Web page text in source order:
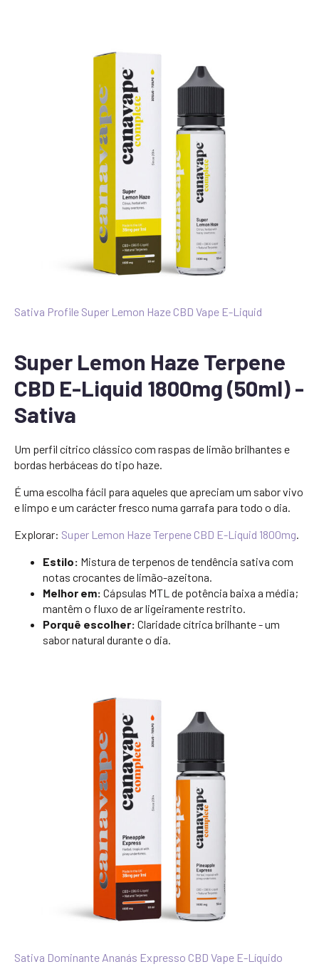
Sativa Profile Super Lemon Haze CBD Vape E-Liquid
Super Lemon Haze Terpene
CBD E-Liquid 1800mg (50ml) -
Sativa
Um perfil cítrico clássico com raspas de limão brilhantes e
bordas herbáceas do tipo haze.
É uma escolha fácil para aqueles que apreciam um sabor vivo
e limpo e um carácter fresco numa garrafa para todo o dia.
Explorar: Super Lemon Haze Terpene CBD E-Liquid 1800mg.
Estilo: Mistura de terpenos de tendência sativa com
notas crocantes de limão-azeitona.
Melhor em: Cápsulas MTL de potência baixa a média;
mantêm o fluxo de ar ligeiramente restrito.
Porquê escolher: Claridade cítrica brilhante - um
sabor natural durante o dia.
Sativa Dominante Ananás Expresso CBD Vape E-Líquido